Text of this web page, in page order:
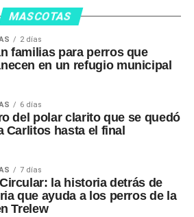
MASCOTAS
2 días
familias para perros que
en un refugio municipal
6 días
del polar clarito que se quedó
Carlitos hasta el final
7 días
la historia detrás de
que ayuda a los perros de la
Trelew